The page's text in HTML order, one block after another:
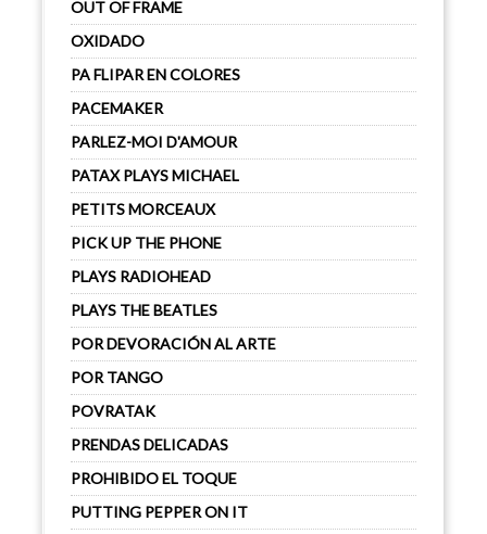
OUT OF FRAME
OXIDADO
PA FLIPAR EN COLORES
PACEMAKER
PARLEZ-MOI D'AMOUR
PATAX PLAYS MICHAEL
PETITS MORCEAUX
PICK UP THE PHONE
PLAYS RADIOHEAD
PLAYS THE BEATLES
POR DEVORACIÓN AL ARTE
POR TANGO
POVRATAK
PRENDAS DELICADAS
PROHIBIDO EL TOQUE
PUTTING PEPPER ON IT